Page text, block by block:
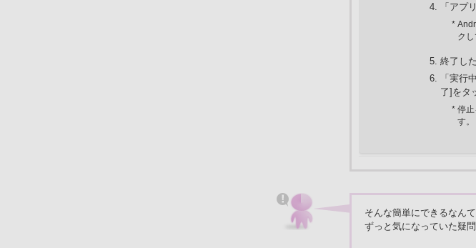
「アプ
*
ク
終了し
「実行
了]をタ
* 停
す。
そんな簡単にできるなん
ずっと気になっていた疑